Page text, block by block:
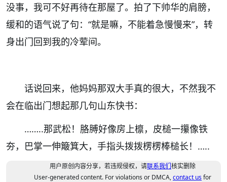
没事，我可不好再待在那屋了。拍了下帅华的肩膀，
缓和的语气说了句：“就是嘛，不能着急慢慢来”，转
身出门回到我的冷荤间。
话说回来，他妈妈那双大手真的很大，不然我不
会在临出门想起那几句山东快书：
……..那武松！胳膊好像房上檩，皮槌一攥像铁
夯，巴掌一伸簸箕大，手指头拨拨楞楞棒槌长！…..
用户原创内容分享，若违规侵权，请联系我们核实删除
User-generated content. For violations or DMCA,contact usfor